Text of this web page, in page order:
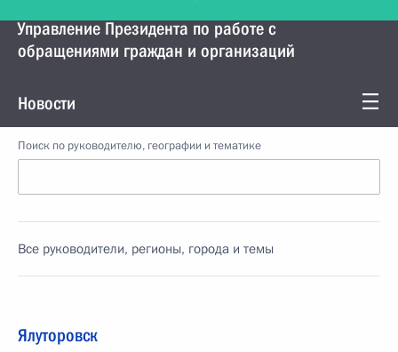
Управление Президента по работе с
обращениями граждан и организаций
Новости
Поиск по руководителю, географии и тематике
Все руководители, регионы, города и темы
Ялуторовск